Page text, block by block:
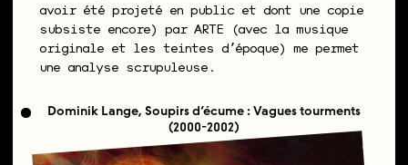
avoir été projeté en public et dont une copie
subsiste encore) par ARTE (avec la musique
originale et les teintes dʼépoque) me permet
une analyse scrupuleuse.
Dominik Lange, Soupirs d’écume : Vagues tourments
(2000-2002)